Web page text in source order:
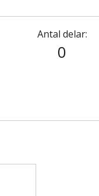
Antal delar:
0